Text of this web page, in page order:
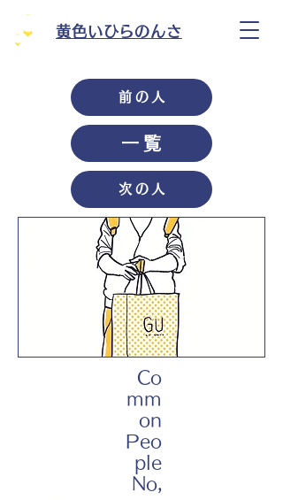
黄色いひらのんさ
前の人
一覧
次の人
Co
mm
on
Peo
ple
No,